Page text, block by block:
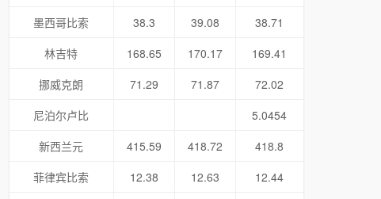
墨西哥比索
38.3 39.08
38.71
林吉特
168.65 170.17
169.41
挪威克朗
71.29 71.87
72.02
尼泊尔卢比
5.0454
新西兰元
415.59 418.72
418.8
菲律宾比索
12.38 12.63
12.44